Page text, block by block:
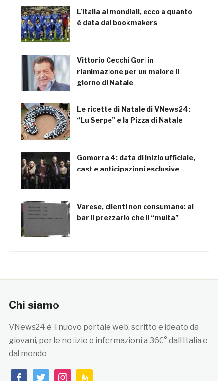
L’Italia ai mondiali, ecco a quanto
è data dai bookmakers
Vittorio Cecchi Gori in
rianimazione per un malore il
giorno di Natale
Le ricette di Natale di VNews24:
“Lu Serpe” e la Pizza di Natale
Gomorra 4: data di inizio ufficiale,
cast e anticipazioni esclusive
Varese, clienti non consumano: al
bar il prezzario che li “multa”
Chi siamo
VNews24 è il nuovo portale web, scritto e ideato da
giovani, per le notizie e informazioni a 360° dall’Italia e
dal mondo
facebooktwitterinstagramfeedburner